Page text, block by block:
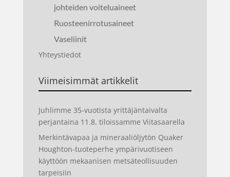
johteiden voiteluaineet
Ruosteenirrotusaineet
Vaseliinit
Yhteystiedot
Viimeisimmät artikkelit
Juhlimme 35-vuotista yrittäjäntaivalta
perjantaina 11.8. tiloissamme Viitasaarella
Merkintävapaa ja mineraaliöljytön Quaker
Houghton-tuoteperhe ympärivuotiseen
käyttöön mekaanisen metsäteollisuuden
tarpeisiin